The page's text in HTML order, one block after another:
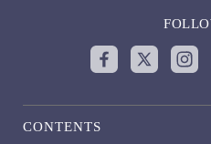
CONTENTS